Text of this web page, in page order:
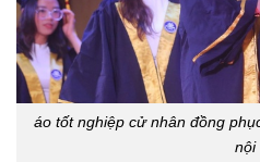
áo tốt nghiệp cử nhân đồng
nội